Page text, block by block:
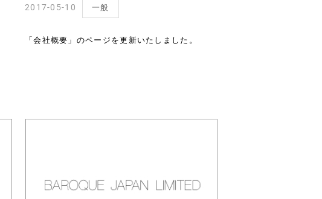
2017-05-10 一般
「会社概要」のページを更新いたしました。